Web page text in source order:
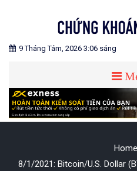
CHỨNG KHOÁN
Blog chia sẻ về Chứng Khoán và
9 Tháng Tám, 2026 3:06 sáng
Home
8/1/2021: Bitcoin/U.S. Dollar